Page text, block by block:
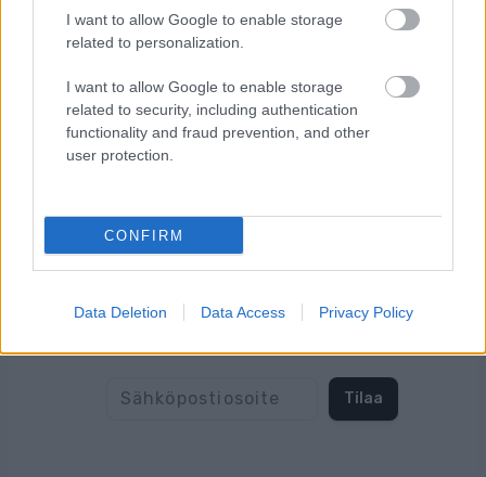
I want to allow Google to enable storage
related to personalization.
I want to allow Google to enable storage
related to security, including authentication
functionality and fraud prevention, and other
user protection.
CONFIRM
Data Deletion Data Access Privacy Policy
Tilaa uutiskirjeemme
Tilaa